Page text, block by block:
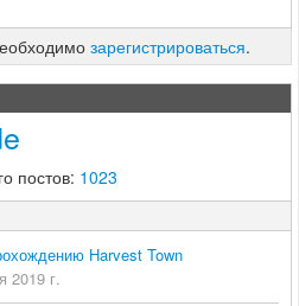
зарегистрироваться.
постов: 1023
Harvest Town
2019 г.